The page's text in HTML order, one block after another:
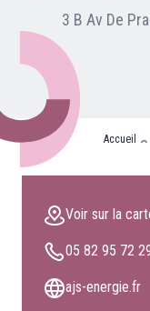
Carte du réseau
Nos partenaires
Clients
3 B Av De
Accueil
Voir sur la
05 82 95 72
ajs-energie.fr